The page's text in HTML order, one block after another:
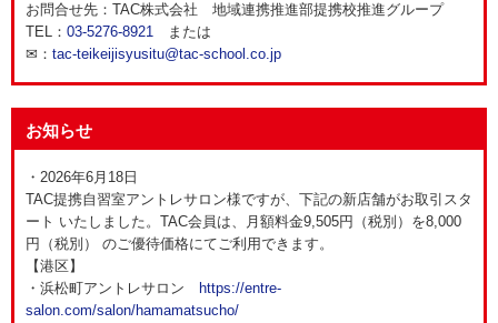
お問合せ先：TAC株式会社 地域連携推進部提携校推進グループ
TEL： 03-5276-8921 または
✉： tac-teikeijisyusitu@tac-school.co.jp
お知らせ
・2026年6月18日
TAC提携自習室アントレサロン様ですが、下記の新店舗がお取引スタ
ート いたしました。TAC会員は、月額料金9,505円（税別）を8,000
円（税別） のご優待価格にてご利用できます。
【港区】
・浜松町アントレサロン
https://entre-
salon.com/salon/hamamatsucho/